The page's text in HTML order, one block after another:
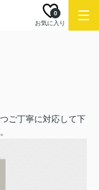
お気に入り
0
ご丁寧に対応して下